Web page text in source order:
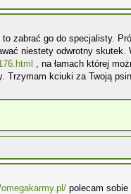
zabrać go do specjalisty.
niestety odwrotny skutek.
, na łamach której
Trzymam kciuki za Twoją
polecam